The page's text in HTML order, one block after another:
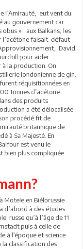
l’Amirauté, eut vent du
au gouvernement car
» : aux Balkans, les
l’acétone faisait défaut
David
pour aider
la production. On
londonienne de gin.
réquisitionnées en
tonnes d’acétone
des produits
a été délocalisée
procédé fit de
britannique de
à Sa Majesté. En
est venu le
bien plus compliquée
Motele en Biélorussie
d’abord à des études
russe qu’à l’âge de 11
puis à celle de
à l’époque et science
classification des